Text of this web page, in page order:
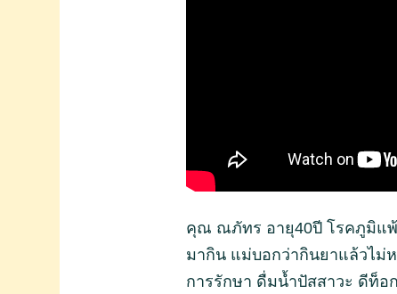
คุณ ณภัทร อายุ40ปี โรคภูมิแพ้
มากิน แม่บอกว่ากินยาแล้วไม่
การรักษา ดื่มน้ำปัสสาวะ ดีท็